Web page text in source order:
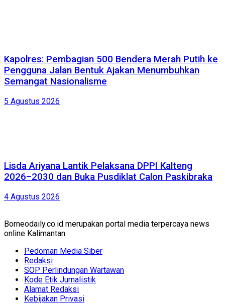
Kapolres: Pembagian 500 Bendera Merah Putih ke
Pengguna Jalan Bentuk Ajakan Menumbuhkan
Semangat Nasionalisme
5 Agustus 2026
Lisda Ariyana Lantik Pelaksana DPPI Kalteng
2026–2030 dan Buka Pusdiklat Calon Paskibraka
4 Agustus 2026
Borneodaily.co.id merupakan portal media terpercaya news
online Kalimantan.
Pedoman Media Siber
Redaksi
SOP Perlindungan Wartawan
Kode Etik Jurnalistik
Alamat Redaksi
Kebijakan Privasi